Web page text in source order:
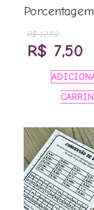
R$12,50
O
preço
original
R$ 12,50.
R$ 7,50O